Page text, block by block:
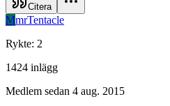
Citera
MmrTentacle
Rykte: 2
1424 inlägg
Medlem sedan 4 aug. 2015